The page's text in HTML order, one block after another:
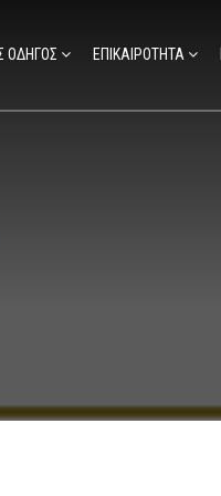
ΟΔΗΓΟΣ ΕΠΙΚΑΙΡΟΤΗΤΑ